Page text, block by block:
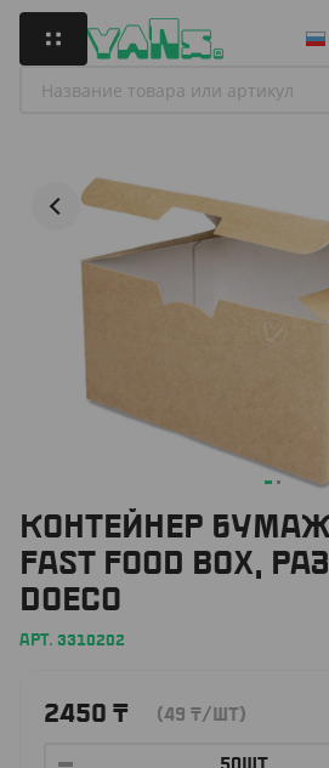
КОНТЕЙНЕР
FAST FOOD BOX,
DOECO
АРТ. 3310202
2450 ₸ (49 ₸/ШТ)